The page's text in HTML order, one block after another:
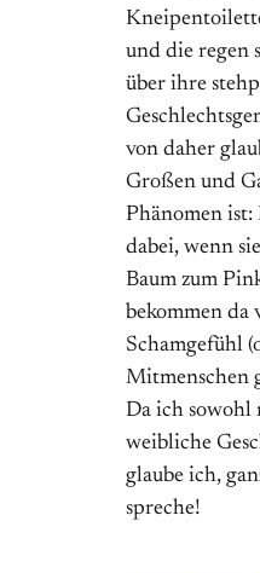
und die regen
über ihre
von daher
Großen und
Phänomen
dabei, wenn
Baum zum
bekommen da
Schamgefühl
Mitmenschen
Da ich sowohl
weibliche
glaube ich,
spreche!